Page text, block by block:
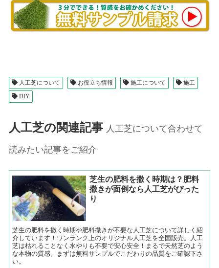
人工芝について お役立ち情報 施工について
施工
DIY
人工芝の関連記事 人工芝について合わせて
読みたい記事をご紹介
芝生の肥料を撒く時期は？肥料
撒きが面倒なら人工芝がぴった
り
芝生の肥料を撒く時期や肥料撒きが不要な人工芝について詳しく紹
介しています！ワンランク上のオリジナル人工芝を全国販売。人工
芝は枯れることなく水やりも不要で安心安全！まるで天然芝のよう
な本物の質感。まずは無料サンプルでこだわりの品質をご確認下さ
い。